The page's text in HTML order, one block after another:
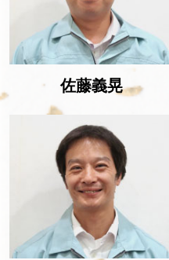
佐藤義晃